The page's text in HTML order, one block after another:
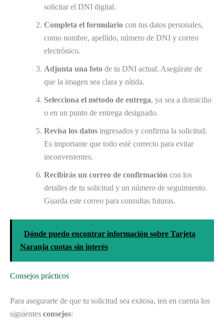
solicitar el DNI digital.
Completa el formulario con tus datos personales,
como nombre, apellido, número de DNI y correo
electrónico.
Adjunta una foto de tu DNI actual. Asegúrate de
que la imagen sea clara y nítida.
Selecciona el método de entrega, ya sea a domicilio
o en un punto de entrega designado.
Revisa los datos ingresados y confirma la solicitud.
Es importante que todo esté correcto para evitar
inconvenientes.
Recibirás un correo de confirmación con los
detalles de tu solicitud y un número de seguimiento.
Guarda este correo para consultas futuras.
Dónde puedo encontrar información sobre Tarjeta
Naranja cuotas sin interés
Consejos prácticos
Para asegurarte de que tu solicitud sea exitosa, ten en cuenta los
siguientes consejos: